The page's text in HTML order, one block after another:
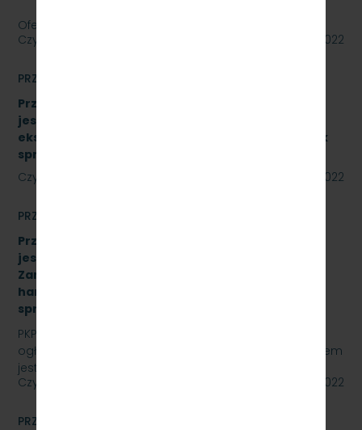
Oferty należy składać do dnia…
Czytaj dalej
27 lipca 2022
PRZETARGI
Przetarg nieograniczony, którego przedmiotem
jest sukcesywna dostawa materiałów
eksploatacyjnych do urządzeń drukujących. Znak
sprawy: SKMMU.086.34A.22
Czytaj dalej
22 lipca 2022
PRZETARGI
Przetarg nieograniczony, którego przedmiotem
jest „sukcesywna dostawa do siedziby
Zamawiającego – 9.525 szt. żeliwnych wstawek
hamulcowych z dylatacjami typu DO-B-380, znak
sprawy: SKMMU.086.42.22
PKP SZYBKA KOLEJ MIEJSKA W TRÓJMIEŚCIE Sp. z o.o.
ogłasza przetarg nieograniczony, którego przedmiotem
jest „sukcesywna dostawa do siedziby odbiorcy…
Czytaj dalej
22 lipca 2022
PRZETARGI